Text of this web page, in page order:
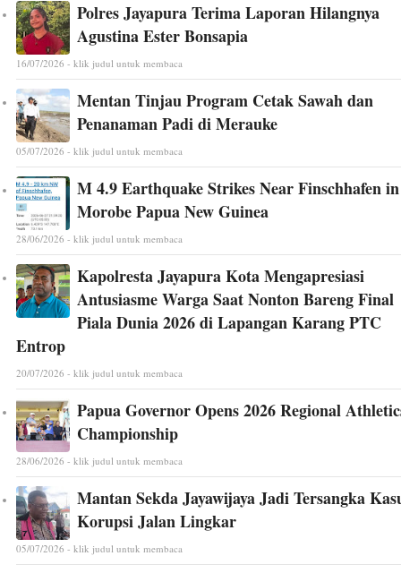
Polres Jayapura Terima Laporan Hilangnya
Agustina Ester Bonsapia
16/07/2026 - klik judul untuk membaca
Mentan Tinjau Program Cetak Sawah dan
Penanaman Padi di Merauke
05/07/2026 - klik judul untuk membaca
M 4.9 Earthquake Strikes Near Finschhafen in
Morobe Papua New Guinea
28/06/2026 - klik judul untuk membaca
Kapolresta Jayapura Kota Mengapresiasi
Antusiasme Warga Saat Nonton Bareng Final
Piala Dunia 2026 di Lapangan Karang PTC
Entrop
20/07/2026 - klik judul untuk membaca
Papua Governor Opens 2026 Regional
Championship
28/06/2026 - klik judul untuk membaca
Mantan Sekda Jayawijaya Jadi Tersangka
Korupsi Jalan Lingkar
05/07/2026 - klik judul untuk membaca